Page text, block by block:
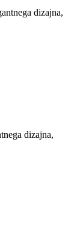
dizajna,
dizajna,